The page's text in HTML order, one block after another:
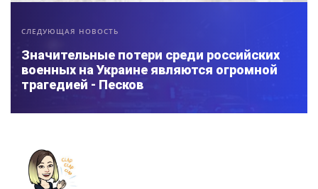
СЛЕДУЮЩАЯ НОВОСТЬ
Значительные потери среди российских
военных на Украине являются огромной
трагедией - Песков